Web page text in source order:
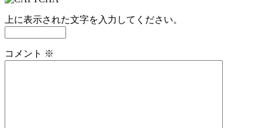
上に表示された文字を入力してください。
コメント ※